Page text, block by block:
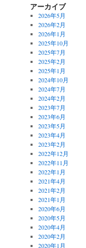
アーカイブ
2026年5月
2026年2月
2026年1月
2025年10月
2025年7月
2025年2月
2025年1月
2024年10月
2024年7月
2024年2月
2023年7月
2023年6月
2023年5月
2023年4月
2023年2月
2022年12月
2022年11月
2022年1月
2021年4月
2021年2月
2021年1月
2020年6月
2020年5月
2020年4月
2020年2月
2020年1月